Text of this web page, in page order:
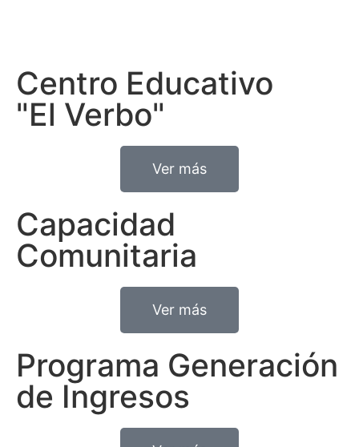
Centro Educativo
"El Verbo"
Ver más
Capacidad
Comunitaria
Ver más
Programa Generación
de Ingresos